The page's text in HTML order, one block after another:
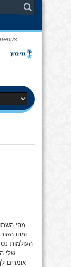
מהי
ומהו
העולמות
שלי
אומרים